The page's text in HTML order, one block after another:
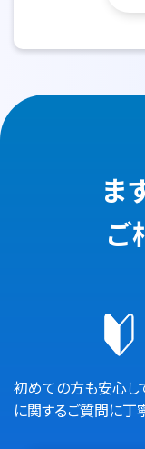
ま
ご
初めての方も安心し
に関するご質問に丁